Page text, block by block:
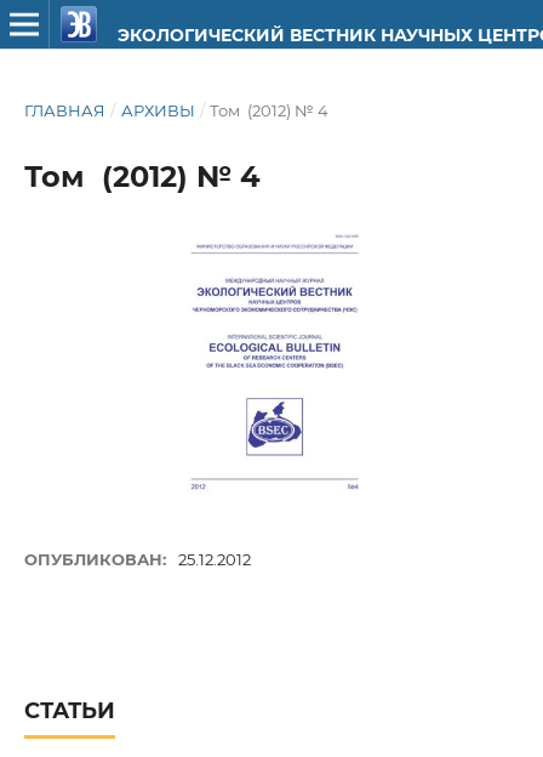
ЭКОЛОГИЧЕСКИЙ ВЕСТНИК НАУЧНЫХ
ГЛАВНАЯ / АРХИВЫ / Том (2012) № 4
Том (2012) № 4
ОПУБЛИКОВАН: 25.12.2012
СТАТЬИ